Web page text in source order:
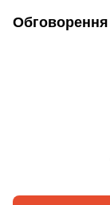
Обговорення